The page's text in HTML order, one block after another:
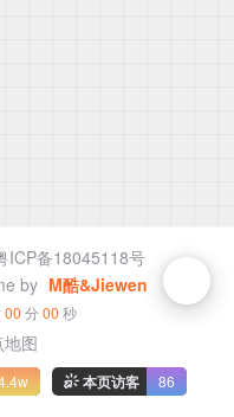
ICP备18045118号
by M酷&Jiewen
00 分 00 秒
图
本页访客 86